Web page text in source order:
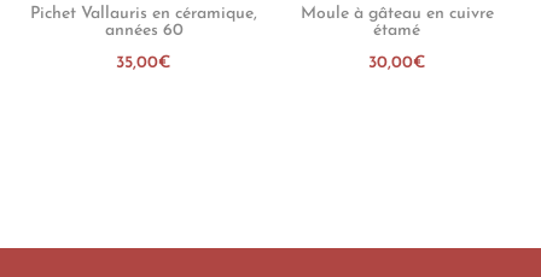
Pichet Vallauris en céramique,
années 60
35,00€
Moule à gâteau en cuivre
étamé
30,00€